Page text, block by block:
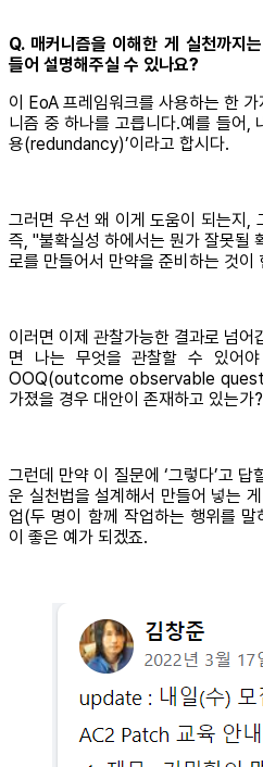
Q. 매커니즘을 이해한 게 실천까지
들어 설명해주실 수 있나요?
이 EoA 프레임워크를 사용하는 한
니즘 중 하나를 고릅니다.예를 들어,
용(redundancy)’이라고 합시다.
그러면 우선 왜 이게 도움이 되는지,
즉, "불확실성 하에서는 뭔가 잘못될
로를 만들어서 만약을 준비하는 것이
이러면 이제 관찰가능한 결과로 넘어
면 나는 무엇을 관찰할 수 있어
OOQ(outcome observable
가졌을 경우 대안이 존재하고 있는가
그런데 만약 이 질문에 ‘그렇다’고
운 실천법을 설계해서 만들어 넣는
업(두 명이 함께 작업하는 행위를
이 좋은 예가 되겠죠.